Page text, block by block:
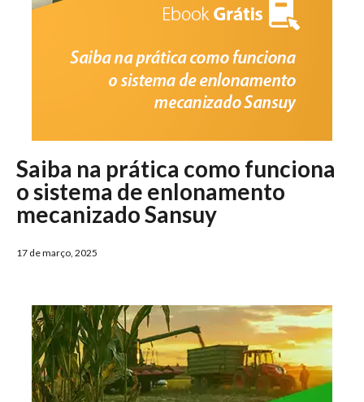
Saiba na prática como funciona
o sistema de enlonamento
mecanizado Sansuy
17 de março, 2025